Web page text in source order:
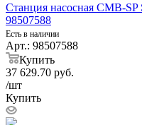
Станция насосная CMB-
98507588
Есть в наличии
Арт.: 98507588
Купить
37 629.70 руб.
/шт
Купить